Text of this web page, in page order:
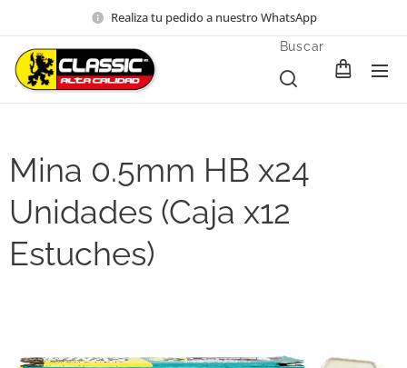
Realiza tu pedido a nuestro WhatsApp
Buscar
Mina 0.5mm HB x24
Unidades (Caja x12
Estuches)